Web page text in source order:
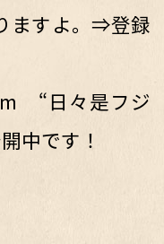
ますよ。⇒登録
“日々是フジ
中です！